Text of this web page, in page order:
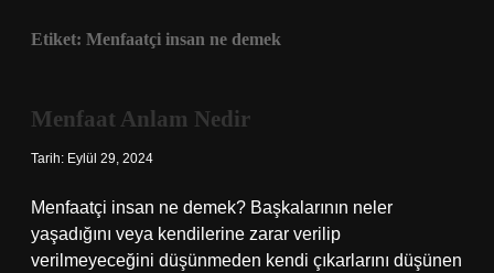
Etiket: Menfaatçi insan ne demek
Menfaat Anlam Nedir
Tarih: Eylül 29, 2024
Menfaatçi insan ne demek? Başkalarının neler
yaşadığını veya kendilerine zarar verilip
verilmeyeceğini düşünmeden kendi çıkarlarını düşünen